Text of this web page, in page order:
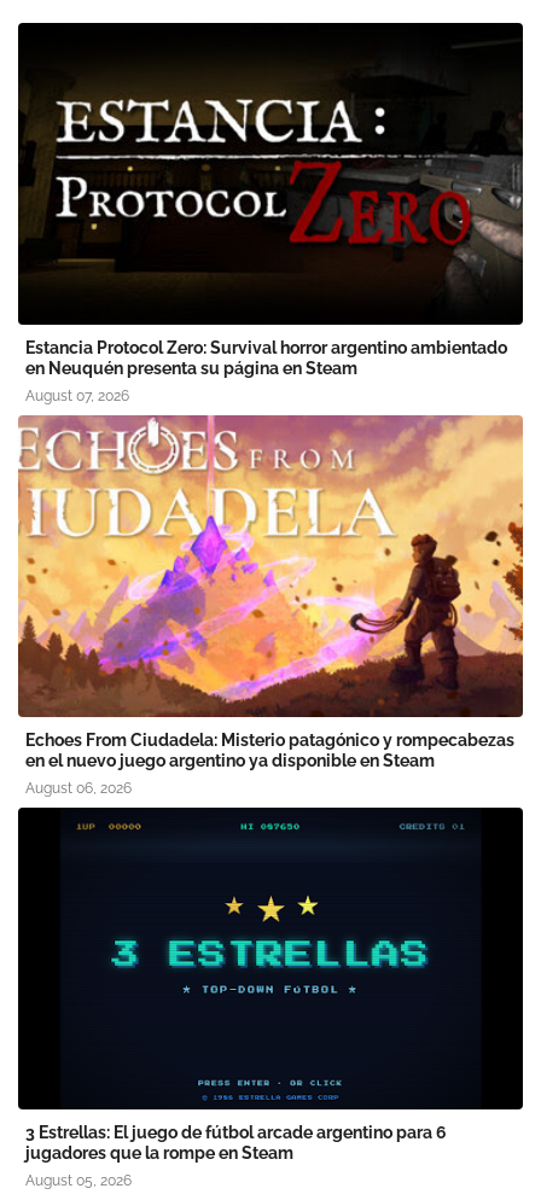
Estancia Protocol Zero: Survival horror argentino ambientado
en Neuquén presenta su página en Steam
August 07, 2026
Echoes From Ciudadela: Misterio patagónico y rompecabezas
en el nuevo juego argentino ya disponible en Steam
August 06, 2026
3 Estrellas: El juego de fútbol arcade argentino para 6
jugadores que la rompe en Steam
August 05, 2026